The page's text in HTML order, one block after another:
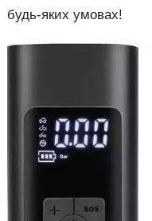
будь-яких умовах!